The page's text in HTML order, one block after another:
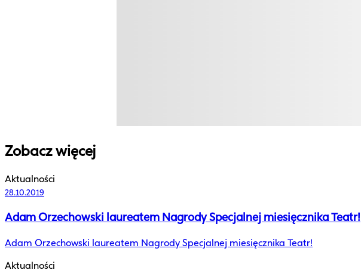
Zobacz więcej
Aktualności
28.10.2019
Adam Orzechowski laureatem Nagrody Specjalnej miesięcznika Teatr!
Adam Orzechowski laureatem Nagrody Specjalnej miesięcznika Teatr!
Aktualności